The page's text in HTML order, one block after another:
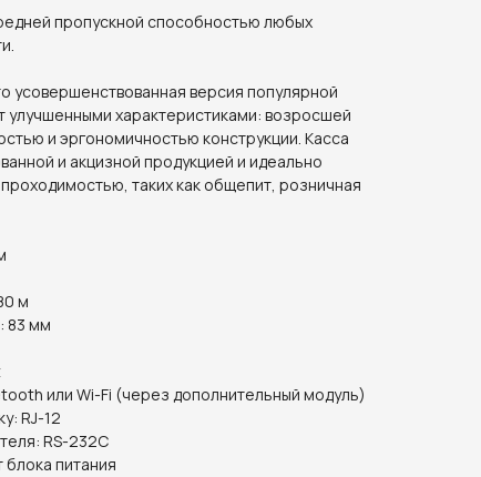
пропускной способностью любых
усовершенствованная версия популярной
характеристиками: возросшей
и эргономичностью конструкции. Касса
и акцизной продукцией и идеально
таких как общепит, розничная
м
83 мм
или Wi-Fi (через дополнительный модуль)
RJ-12
RS-232C
питания